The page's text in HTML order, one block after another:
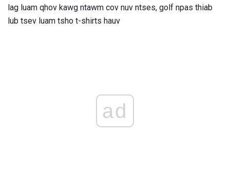
lag luam qhov kawg ntawm cov nuv ntses, golf npas thiab
lub tsev luam tsho t-shirts hauv
ad